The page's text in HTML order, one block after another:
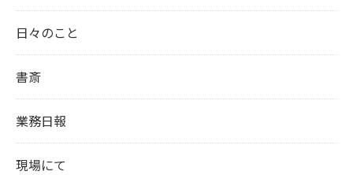
日々のこと
書斎
業務日報
現場にて